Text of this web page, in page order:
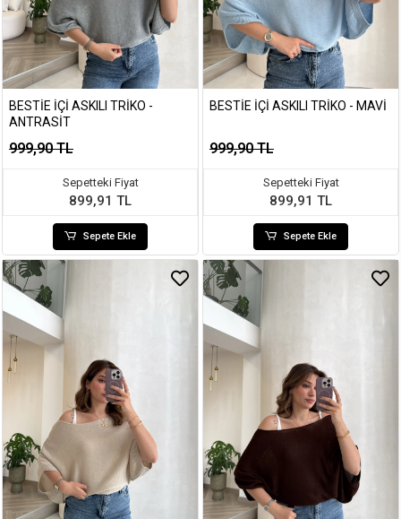
BESTIE İÇI ASKILI TRIKO -
ANTRASIT
999,90 TL
Sepetteki Fiyat
899,91 TL
Sepete Ekle
BESTIE İÇI ASKILI TRIKO - MAVI
999,90 TL
Sepetteki Fiyat
899,91 TL
Sepete Ekle